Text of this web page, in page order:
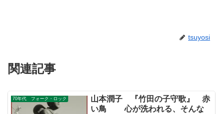
tsuyosi
関連記事
70年代 フォーク・ロック
山本潤子 『竹田の子守歌』 赤
い鳥 心が洗われる、そんな